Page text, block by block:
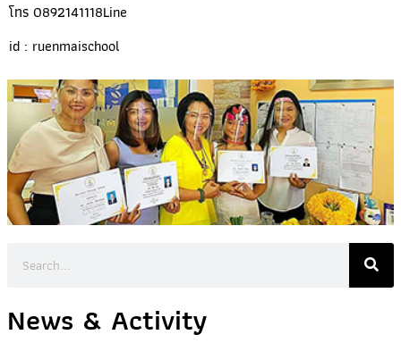
โทร 0892141118Line
id : ruenmaischool
News & Activity